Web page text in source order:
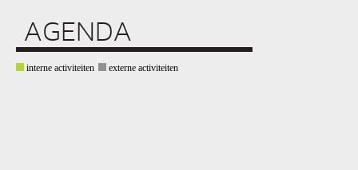
AGENDA
interne activiteiten externe activiteiten